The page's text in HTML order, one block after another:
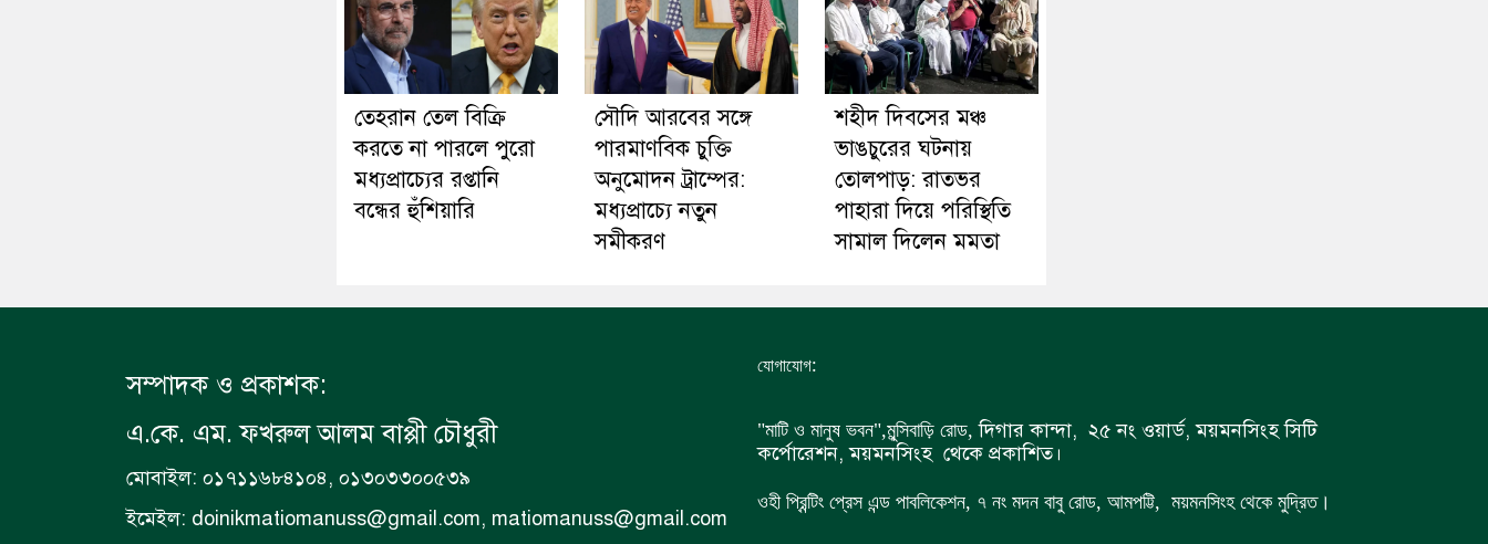
তেহরান তেল বিক্রি
করতে না পারলে পুরো
মধ্যপ্রাচ্যের রপ্তানি
বন্ধের হুঁশিয়ারি
সৌদি আরবের সঙ্গে
পারমাণবিক চুক্তি
অনুমোদন ট্রাম্পের:
মধ্যপ্রাচ্যে নতুন
সমীকরণ
​শহীদ দিবসের মঞ্চ
ভাঙচুরের ঘটনায়
তোলপাড়: রাতভর
পাহারা দিয়ে পরিস্থিতি
সামাল দিলেন মমতা
সম্পাদক ও প্রকাশক:
এ.কে. এম. ফখরুল আলম বাপ্পী চৌধুরী
মোবাইল: ০১৭১১৬৮৪১০৪, ০১৩০৩৩০০৫৩৯
ইমেইল: doinikmatiomanuss@gmail.com, matiomanuss@gmail.com
যোগাযোগ:
"মাটি ও মানুষ ভবন",মুন্সিবাড়ি রোড, দিগার কান্দা, ২৫ নং ওয়ার্ড, ময়মনসিংহ সিটি
কর্পোরেশন, ময়মনসিংহ থেকে প্রকাশিত।
ওহী প্রিন্টিং প্রেস এন্ড পাবলিকেশন, ৭ নং মদন বাবু রোড, আমপট্টি, ময়মনসিংহ থেকে মুদ্রিত।